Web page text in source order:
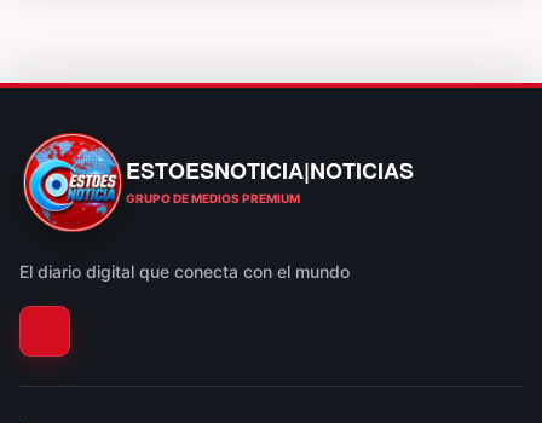
ESTOESNOTICIA|NOTICIAS
ESTOESNOTICIA|NOTICIAS
GRUPO DE MEDIOS PREMIUM
El diario digital que conecta con el mundo